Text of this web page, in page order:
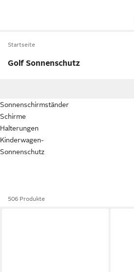
Startseite
Golf Sonnenschutz
Sonnenschirmständer
Schirme
Halterungen
Kinderwagen-
Sonnenschutz
506 Produkte